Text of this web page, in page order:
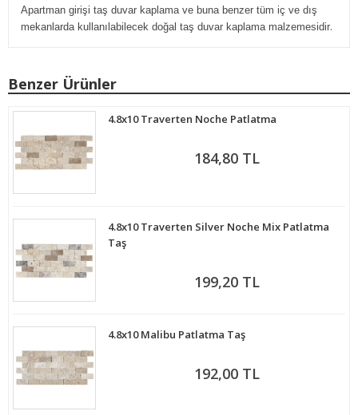
Apartman girişi taş duvar kaplama ve buna benzer tüm iç ve dış
mekanlarda kullanılabilecek doğal taş duvar kaplama malzemesidir.
Benzer Ürünler
4.8x10 Traverten Noche Patlatma
184,80 TL
4.8x10 Traverten Silver Noche Mix Patlatma
Taş
199,20 TL
4.8x10 Malibu Patlatma Taş
192,00 TL